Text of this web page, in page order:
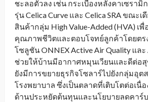
ชะลอตัวลง เช่น กระเบื้องหลังคาเซรามิ
รุ่น Celica Curve และ Celica SRA ขณะเ
สินค้ากลุ่ม High Value-Added (HVA) เ
คุณภาพชีวิตและตอบโจทย์ลูกค้าโดยตร
โซลูชัน ONNEX Active Air Quality แล
ช่วยให้บ้านมีอากาศหมุนเวียนและดีต่อ
ยังมีการขยายธุรกิจโซลาร์ไปยังกลุ่มอุต
โรงพยาบาล ซึ่งเป็นตลาดที่เติบโตต่อเนื่
ด้านประหยัดต้นทุนและนโยบายลดคาร์